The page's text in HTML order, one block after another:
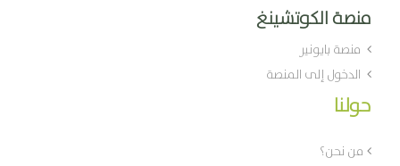
منصة الكوتشينغ
منصة بايونير
الدخول إلى المنصة
حولنا
من نحن؟